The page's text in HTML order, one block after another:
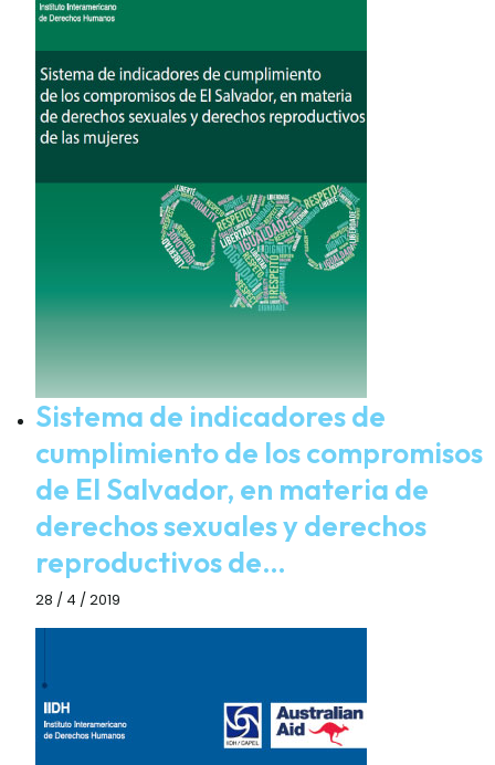
Sistema de indicadores de
cumplimiento de los compromisos
de El Salvador, en materia de
derechos sexuales y derechos
reproductivos de…
28 / 4 / 2019